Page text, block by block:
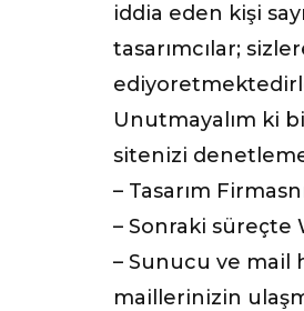
iddia eden kişi
tasarımcılar;
Unutmayalım ki
sitenizi
– Tasarım
– Sonraki süreçte
– Sunucu ve mail
maillerinizin